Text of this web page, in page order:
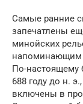
Самые ранние
запечатлены
минойских
напоминающим
По-настоящему
688 году до н.
включены в